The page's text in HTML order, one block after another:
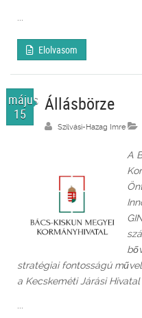
...
Elolvasom
május
15
Állásbörze
Szilvási-Hazag Imre
A
stratégiai fontosságú
a Kecskeméti Járási